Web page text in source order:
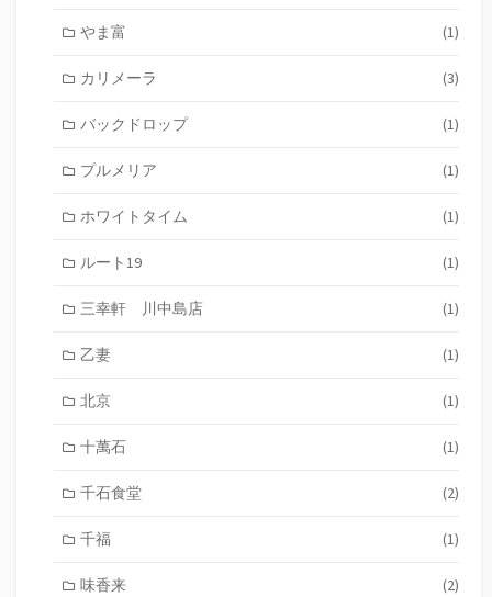
やま富 (1)
カリメーラ (3)
バックドロップ (1)
プルメリア (1)
ホワイトタイム (1)
ルート19 (1)
三幸軒 川中島店 (1)
乙妻 (1)
北京 (1)
十萬石 (1)
千石食堂 (2)
千福 (1)
味香来 (2)